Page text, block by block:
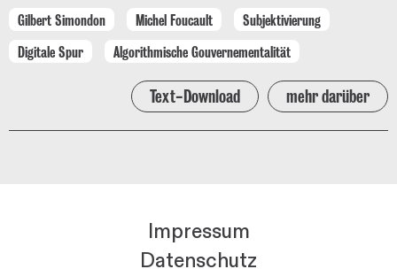
Gilbert Simondon Michel Foucault
Subjektivierung
Digitale Spur
Algorithmische Gouvernementalität
Text-Download mehr darüber
Impressum
Datenschutz